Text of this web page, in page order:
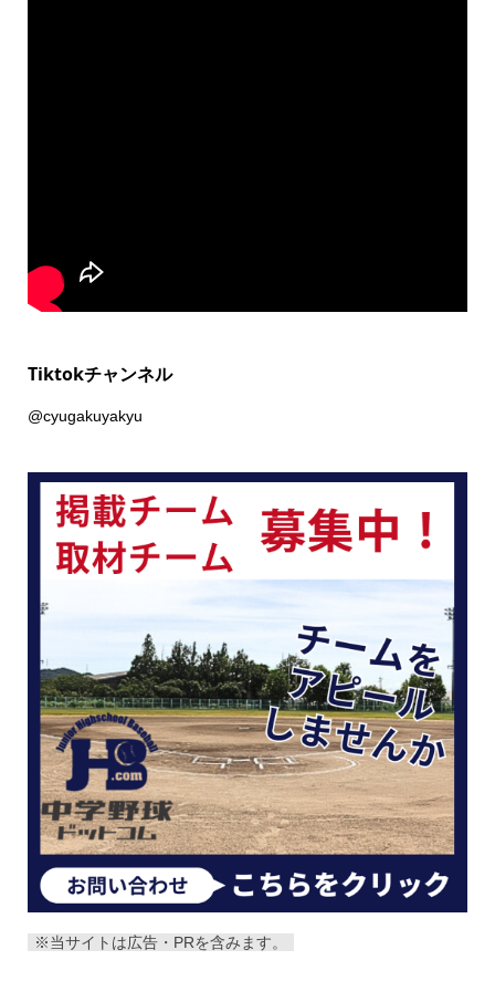
Tiktokチャンネル
@cyugakuyakyu
※当サイトは広告・PRを含みます。